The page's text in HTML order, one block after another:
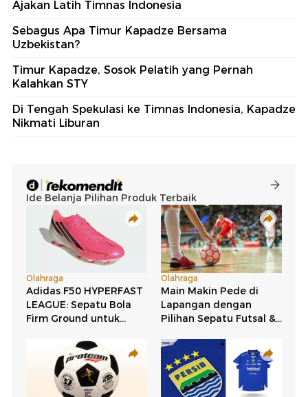
Ajakan Latih Timnas Indonesia
Sebagus Apa Timur Kapadze Bersama
Uzbekistan?
Timur Kapadze, Sosok Pelatih yang Pernah
Kalahkan STY
Di Tengah Spekulasi ke Timnas Indonesia, Kapadze
Nikmati Liburan